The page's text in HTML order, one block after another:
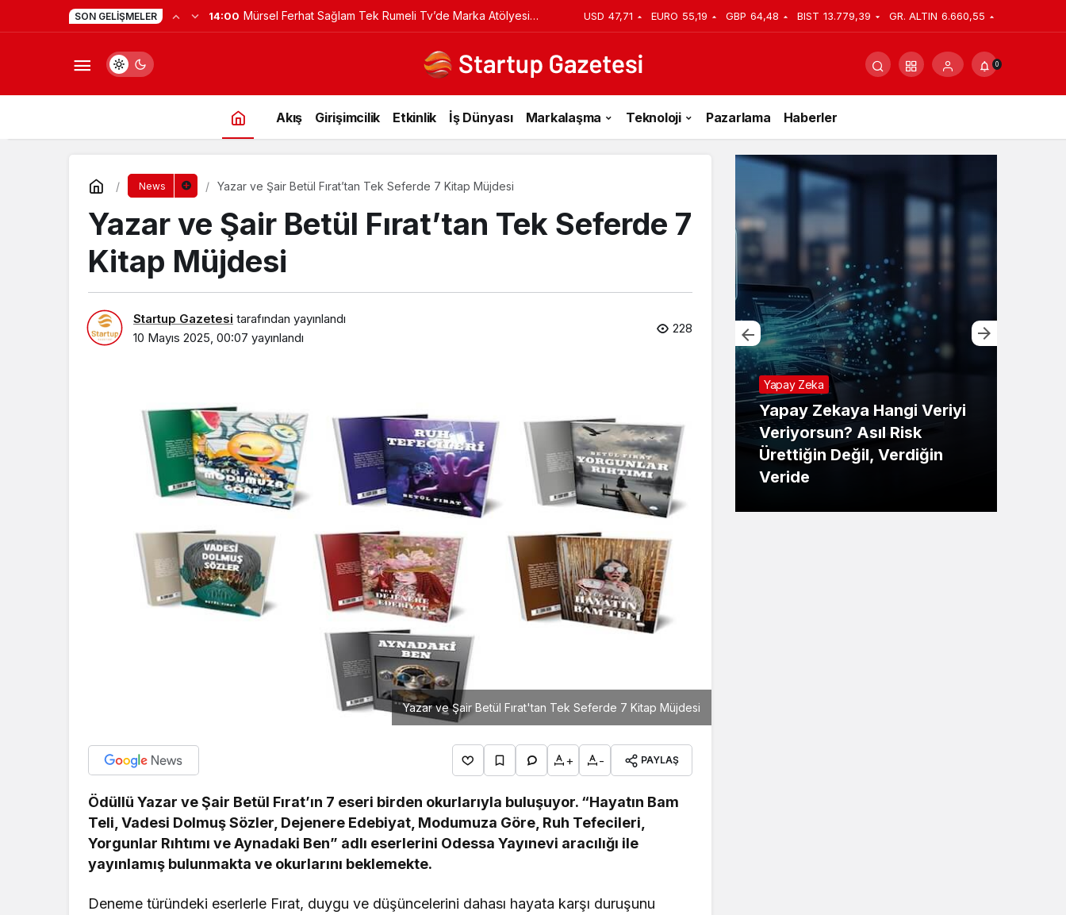
SON GELIŞMELER 0:23 Yapay Zekaya Hangi Veriyi Veriyorsun? Asıl Risk Ürettiğin USD 47,71 EURO 55,19 GBP 64,48 BIST 13.779,39 GR. ALTIN 6.660,55
0
Akış Girişimcilik Etkinlik İş Dünyası Markalaşma Teknoloji Pazarlama Haberler
News Yazar ve Şair Betül Fırat’tan Tek Seferde 7 Kitap Müjdesi
Yazar ve Şair Betül Fırat’tan Tek Seferde 7
Kitap Müjdesi
Startup Gazetesi tarafından yayınlandı
10 Mayıs 2025, 00:07 yayınlandı
228
Yazar ve Şair Betül Fırat'tan Tek Seferde 7 Kitap Müjdesi
+ - PAYLAŞ
Ödüllü Yazar ve Şair Betül Fırat’ın 7 eseri birden okurlarıyla buluşuyor. “Hayatın Bam
Teli,Vadesi Dolmuş Sözler, Dejenere Edebiyat, Modumuza Göre, Ruh Tefecileri,
Yorgunlar Rıhtımı ve Aynadaki Ben” adlı eserlerini Odessa Yayınevi aracılığı ile
yayınlamış bulunmakta ve okurlarını beklemekte.
Deneme türündeki eserlerle Fırat, duygu ve düşüncelerini dahası hayata karşı duruşunu
Rumeli Tv’de Marka
Atölyesi Programına Konuk
Oldu
Yapay Zeka
Yapay Zekaya Hangi Veriyi
Veriyorsun? Asıl Risk
Ürettiğin Değil, Verdiğin
Veride